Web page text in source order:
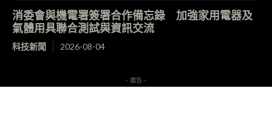
消委會與機電署簽署合作備忘錄 加強家用電器及
氣體用具聯合測試與資訊交流
科技新聞 2026-08-04
- 廣告 -